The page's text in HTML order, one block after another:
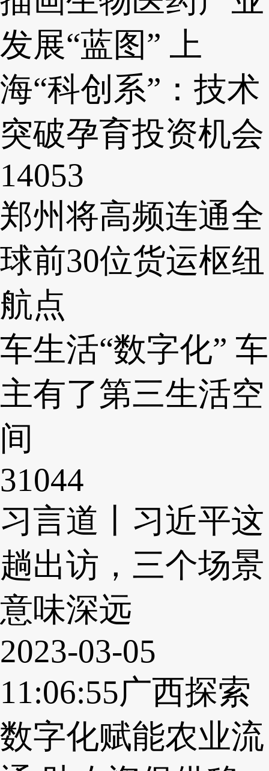
发展“蓝图” 上
海“科创系”：技术
突破孕育投资机会
14053
郑州将高频连通全
球前30位货运枢纽
航点
车生活“数字化” 车
主有了第三生活空
间
31044
习言道丨习近平这
趟出访，三个场景
意味深远
2023-03-05
11:06:55广西探索
数字化赋能农业流